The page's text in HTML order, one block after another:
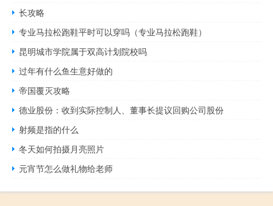
长攻略
专业马拉松跑鞋平时可以穿吗（专业马拉松跑鞋）
昆明城市学院属于双高计划院校吗
过年有什么鱼生意好做的
帝国覆灭攻略
德业股份：收到实际控制人、董事长提议回购公司股份
射频是指的什么
冬天如何拍摄月亮照片
元宵节怎么做礼物给老师